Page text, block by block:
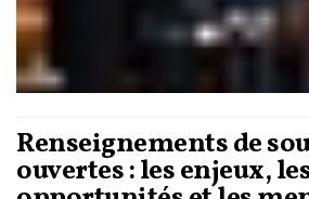
Renseignements de
ouvertes : les enjeux,